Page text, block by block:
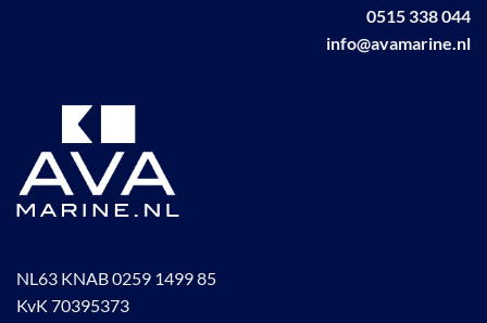
0515 338 044
info@avamarine.nl
NL63 KNAB 0259 1499 85
KvK 70395373